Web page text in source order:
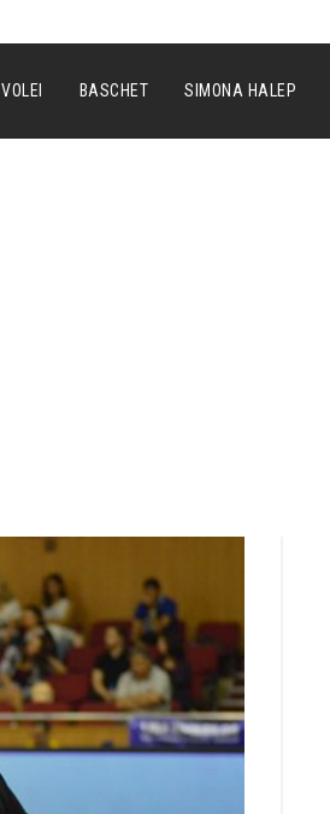
VOLEI BASCHET SIMONA HALEP